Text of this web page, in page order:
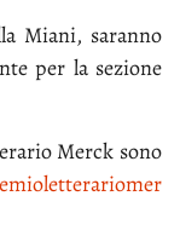
Mia­ni, sa­ran­no
per la se­zio­ne
Merck so­no